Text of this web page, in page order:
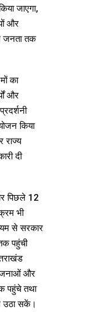
जाएगा,
और
जनता तक
का
और
किया
राज्य
दी
पिछले 12
भी
से सरकार
पहुंची
और
पहुंचे तथा
उठा सकें।